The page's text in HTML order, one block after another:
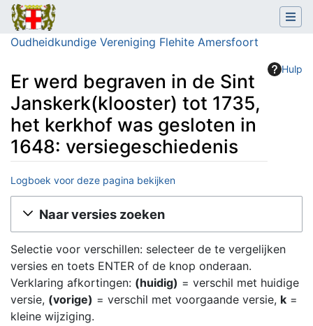
Oudheidkundige Vereniging Flehite Amersfoort
Hulp
Er werd begraven in de Sint
Janskerk(klooster) tot 1735,
het kerkhof was gesloten in
1648: versiegeschiedenis
Logboek voor deze pagina bekijken
Ga naar:navigatie,zoeken
Naar versies zoeken
Selectie voor verschillen: selecteer de te vergelijken
versies en toets ENTER of de knop onderaan.
Verklaring afkortingen: (huidig) = verschil met huidige
versie, (vorige) = verschil met voorgaande versie, k =
kleine wijziging.